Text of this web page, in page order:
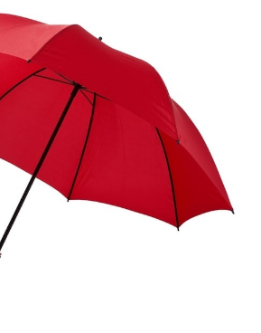
Bildergalerie
springen